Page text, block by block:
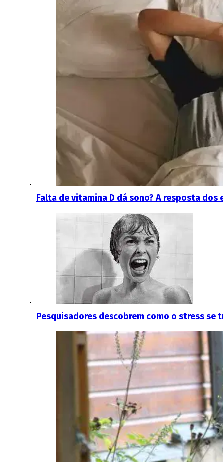
Falta de vitamina D dá sono? A resposta dos
Pesquisadores descobrem como o stress se